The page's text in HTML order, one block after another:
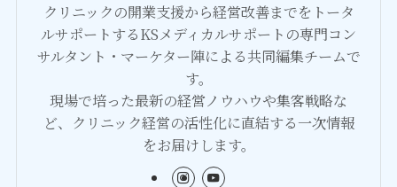
クリニックの開業支援から経営改善までをトータ
ルサポートするKSメディカルサポートの専門コン
サルタント・マーケター陣による共同編集チームで
す。
現場で培った最新の経営ノウハウや集客戦略な
ど、クリニック経営の活性化に直結する一次情報
をお届けします。